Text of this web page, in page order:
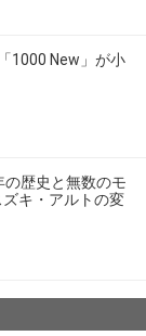
1000 New」が小
歴史と無数のモ
キ・アルトの変